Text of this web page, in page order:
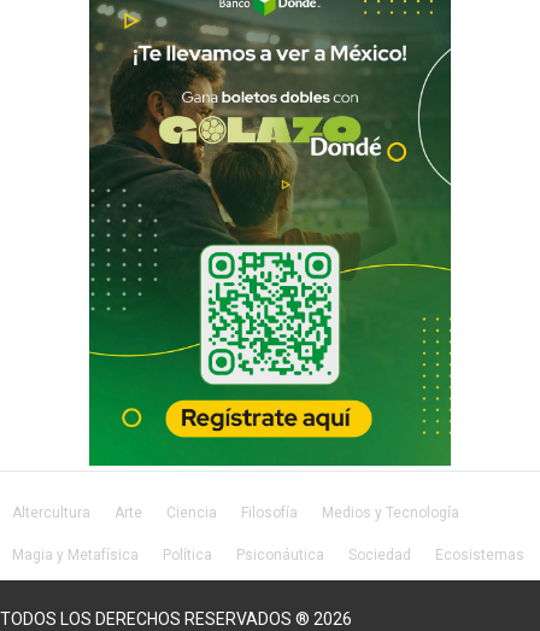
Altercultura Arte Ciencia Filosofía Medios y Tecnología
Magia y Metafísica Política Psiconáutica Sociedad Ecosistemas
TODOS LOS DERECHOS RESERVADOS ® 2026